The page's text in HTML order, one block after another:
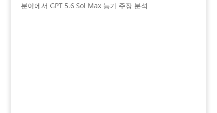
분야에서 GPT 5.6 Sol Max 능가 주장 분석